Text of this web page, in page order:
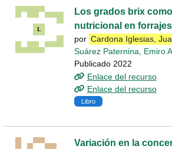
Los grados brix
nutricional en forrajes
por Cardona Iglesias,
Suárez Paternina, Emiro
Publicado 2022
Enlace del recurso
Enlace del recurso
Libro
Variación en la